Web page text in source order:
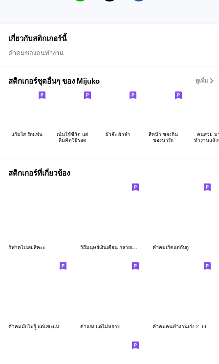
เกี่ยวกับสติกเกอร์นี้
คำคมของคนทำงาน
สติกเกอร์ชุดอื่นๆ ของ Mijuko ดูเพิ่ม
แก้มใส รักแฟน
เน้นใช้ชีวิต แต่
ลืมคิดวิธีรอด
ผัวจ๊ะ ผัวจ๋า
สีหน้า ของกิน
ของน่ารัก
คนสวย ม
ทำงานแล้ว
สติกเกอร์ที่เกี่ยวข้อง
ก็ฟาดไปเลยสิคะะ วิถีมนุษย์เงินเดือน กลายเป็นคนใช้เฉย คำคมเกิดแต่กับกู
ด่าแรง แต่ไม่หยาบ คำคมคนทำงานเก่ง 2_66